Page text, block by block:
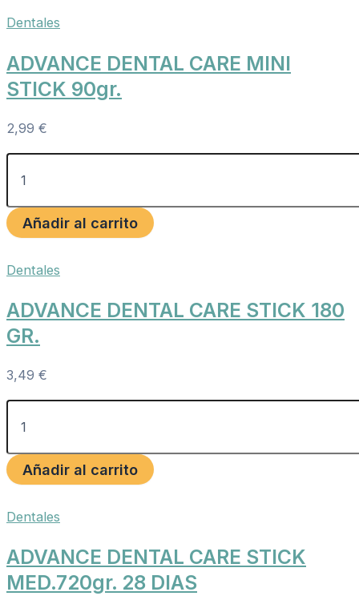
Dentales
ADVANCE DENTAL CARE MINI
STICK 90gr.
2,99 €
Añadir al carrito
Dentales
ADVANCE DENTAL CARE STICK 180
GR.
3,49 €
Añadir al carrito
Dentales
ADVANCE DENTAL CARE STICK
MED.720gr. 28 DIAS